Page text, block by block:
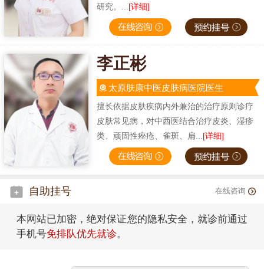
研究。... [详细]
李正彬
太原肤康中医皮肤病医院医生
擅长依据皮肤疾病内外兼治的治疗原则诊疗
皮肤常见病，对中西医结合治疗皮炎、湿疹
类、顽固性痤疮、雀斑、扁...[详细]
自助挂号 在线咨询
本网站已加密，绝对保证您的隐私安全，就诊前通过
手机号免排队优先就诊。